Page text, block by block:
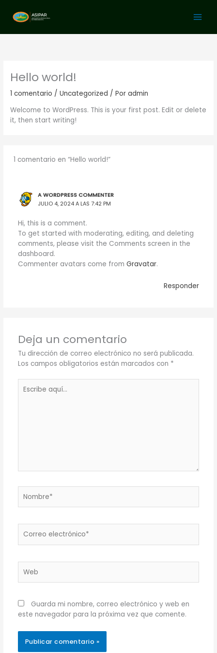
contenido
Hello world!
1 comentario /Uncategorized / Poradmin
Welcome to WordPress. This is your first post. Edit or delete
it, then start writing!
1 comentario en “Hello world!”
A WORDPRESS COMMENTER
JULIO 4, 2024 A LAS 7:42 PM
Hi, this is a comment.
To get started with moderating, editing, and deleting
comments, please visit the Comments screen in the
dashboard.
Commenter avatars come from Gravatar.
Responder
Deja un comentario
Tu dirección de correo electrónico no será publicada.
Los campos obligatorios están marcados con *
aquí...
electrónico*
Guarda mi nombre, correo electrónico y web en
este navegador para la próxima vez que comente.